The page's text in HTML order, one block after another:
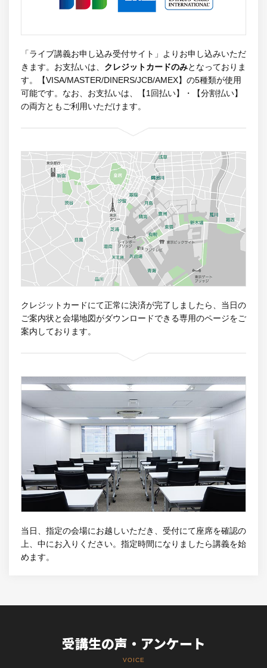
「ライブ講義お申し込み受付サイト」よりお申し込みいただ
きます。お支払いは、 クレジットカードのみとなっておりま
す。【VISA/MASTER/DINERS/JCB/AMEX】の5種類が使用
可能です。なお、お支払いは、【1回払い】・【分割払い】
の両方ともご利用いただけます。
クレジットカードにて正常に決済が完了しましたら、当日の
ご案内状と会場地図がダウンロードできる専用のページをご
案内しております。
当日、指定の会場にお越しいただき、受付にて座席を確認の
上、中にお入りください。指定時間になりましたら講義を始
めます。
受講生の声・アンケート
VOICE